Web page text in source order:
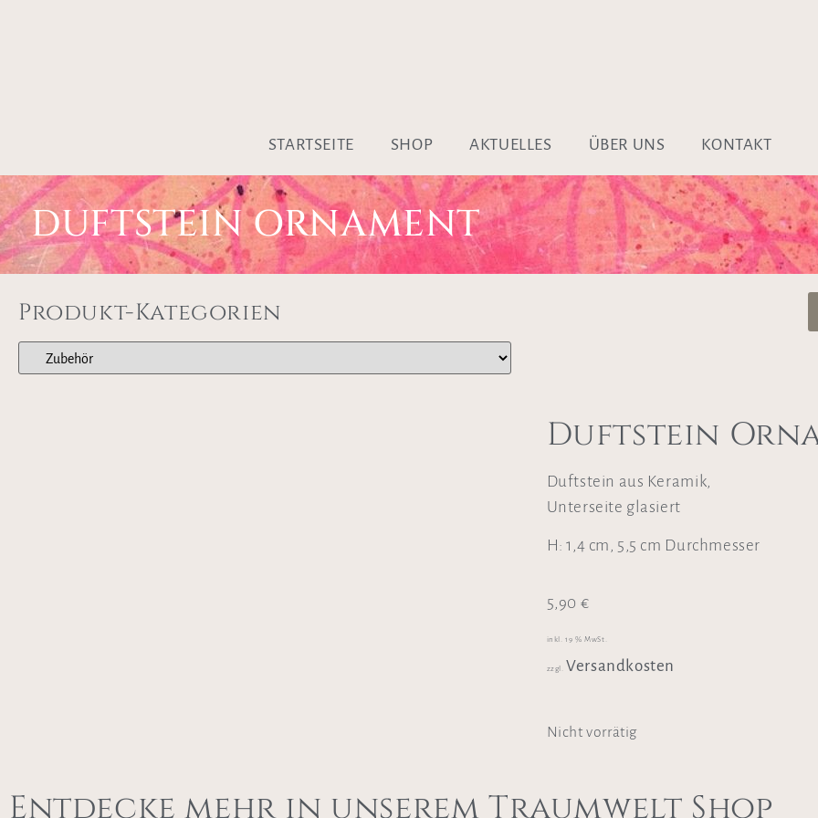
STARTSEITE SHOP AKTUELLES ÜBER UNS KONTAKT
DUFTSTEIN ORNAMENT
Produkt-Kategorien
Duftstein
Duftstein aus Keramik,
Unterseite glasiert
H: 1,4 cm, 5,5 cm Durchmesser
5,90 €
inkl. 19 % MwSt.
zzgl. Versandkosten
Nicht vorrätig
Entdecke mehr in unserem Traumwelt Shop